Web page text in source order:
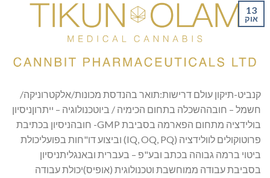
13
אוק
קנביט-תיקון עולם דרישות:תואר בהנדסת מכונות/אלקטרוניקה/
חשמל – חובההשכלה בתחום הכימיה / ביוטכנולוגיה – ייתרוןניסיון
בולידציה מתחום הפארמה בסביבת GMP- חובהניסיון בכתיבת
פרוטוקולים לוולידציה (IQ, OQ, PQ) וביצוע דו"חות בפועליכולת
ביטוי ברמה גבוהה בכתב ובע"פ – בעברית ובאנגליתניסיון
בסביבת עבודה ממוחשבת וטכנולוגית (אופיס)יכולת עבודה